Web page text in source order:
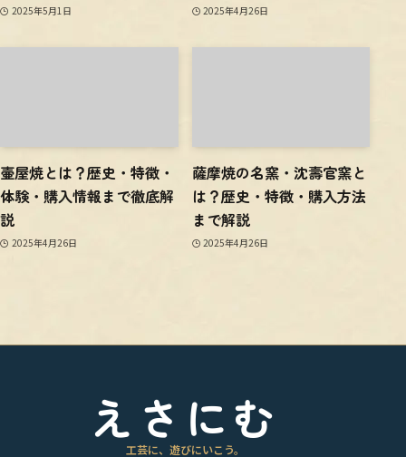
2025年5月1日 2025年4月26日
壷屋焼とは？歴史・特徴・
体験・購入情報まで徹底解
説
2025年4月26日
薩摩焼の名窯・沈壽官窯と
は？歴史・特徴・購入方法
まで解説
2025年4月26日
えさにむ
工芸に、遊びにいこう。